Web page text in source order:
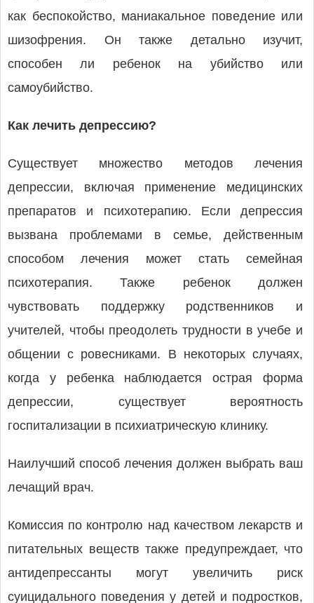
как беспокойство, маниакальное поведение или
шизофрения. Он также детально изучит,
способен ли ребенок на убийство или
самоубийство.
Как лечить депрессию?
Существует множество методов лечения
депрессии, включая применение медицинских
препаратов и психотерапию. Если депрессия
вызвана проблемами в семье, действенным
способом лечения может стать семейная
психотерапия. Также ребенок должен
чувствовать поддержку родственников и
учителей, чтобы преодолеть трудности в учебе и
общении с ровесниками. В некоторых случаях,
когда у ребенка наблюдается острая форма
депрессии, существует вероятность
госпитализации в психиатрическую клинику.
Наилучший способ лечения должен выбрать ваш
лечащий врач.
Комиссия по контролю над качеством лекарств и
питательных веществ также предупреждает, что
антидепрессанты могут увеличить риск
суицидального поведения у детей и подростков,